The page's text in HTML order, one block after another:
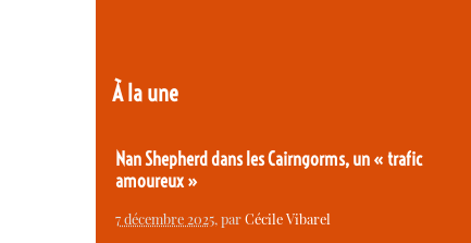
À la une
Nan Shepherd dans les Cairngorms, un « trafic
amoureux »
7 décembre 2025, parCécile Vibarel